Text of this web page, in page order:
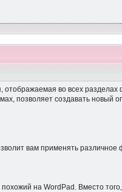
во всех
позволяет создавать
вам применять
на WordPad. Вместо